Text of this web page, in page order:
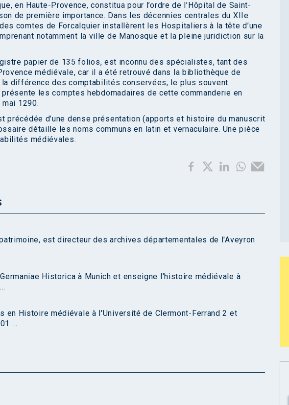
en Haute-Provence, constitua pour l’ordre de l’Hôpital de Saint-
de première importance. Dans les décennies centrales du XIIe
comtes de Forcalquier installèrent les Hospitaliers à la tête d’une
notamment la ville de Manosque et la pleine juridiction sur la
papier de 135 folios, est inconnu des spécialistes, tant des
médiévale, car il a été retrouvé dans la bibliothèque de
la différence des comptabilités conservées, le plus souvent
les comptes hebdomadaires de cette commanderie en
1290.
précédée d’une dense présentation (apports et histoire du manuscrit
détaille les noms communs en latin et vernaculaire. Une pièce
médiévales.
est directeur des archives départementales de l'Aveyron
Historica à Munich et enseigne l'histoire médiévale à
en Histoire médiévale à l'Université de Clermont-Ferrand 2 et
...